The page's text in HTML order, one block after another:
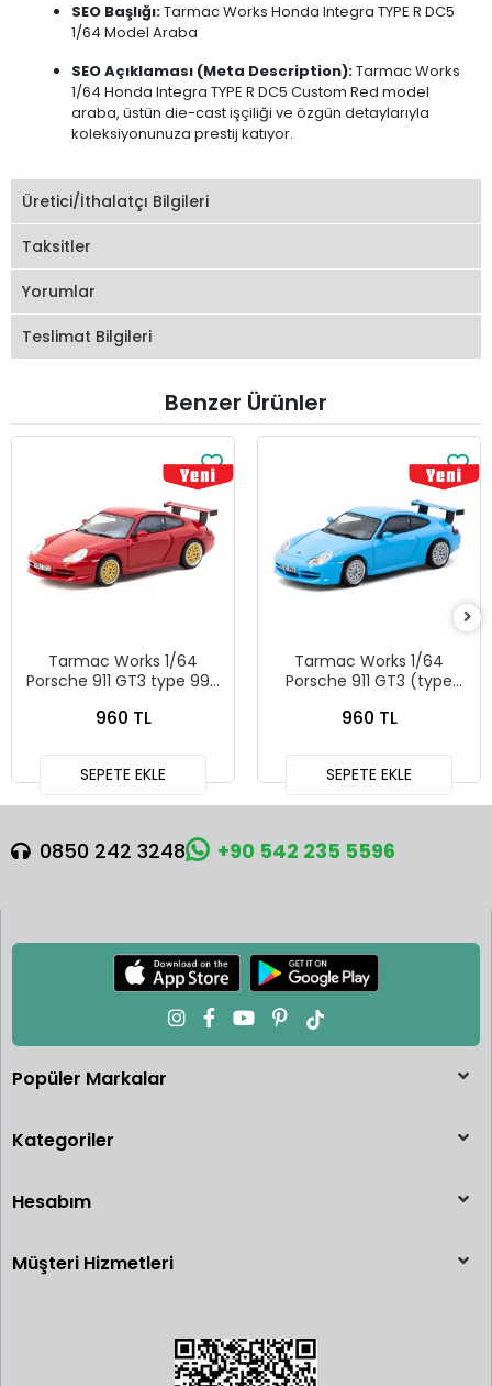
SEO Başlığı:Tarmac Works Honda Integra TYPE R DC5
1/64 Model Araba
SEO Açıklaması (Meta Description):Tarmac Works
1/64 Honda Integra TYPE R DC5 Custom Red model
araba, üstün die-cast işçiliği ve özgün detaylarıyla
koleksiyonunuza prestij katıyor.
Üretici/İthalatçı Bilgileri
Taksitler
Yorumlar
Teslimat Bilgileri
Benzer Ürünler
Tarmac Works 1/64
Porsche 911 GT3 type 996
960 TL
SEPETE EKLE
Tarmac Works 1/64
Porsche 911 GT3 (type
Works X iXO Models
960 TL
SEPETE EKLE
0850 242 3248 +90 542 235 5596
Popüler Markalar
Kategoriler
Hesabım
Müşteri Hizmetleri